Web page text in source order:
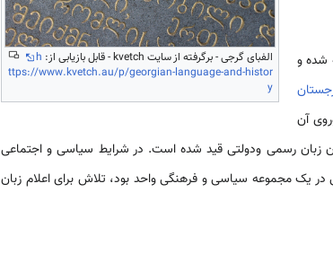
الفبای گرجی - برگرفته از سایت kvetch - قابل بازیابی از:
h
ttps://www.kvetch.au/p/georgian-language-and-histor
y
شده و
آن
زبان رسمی ودولتی قید شده است. در شرایط سیاسی و اجتماعی
یک مجموعه سیاسی و فرهنگی واحد بود، تلاش برای اعلام زبان